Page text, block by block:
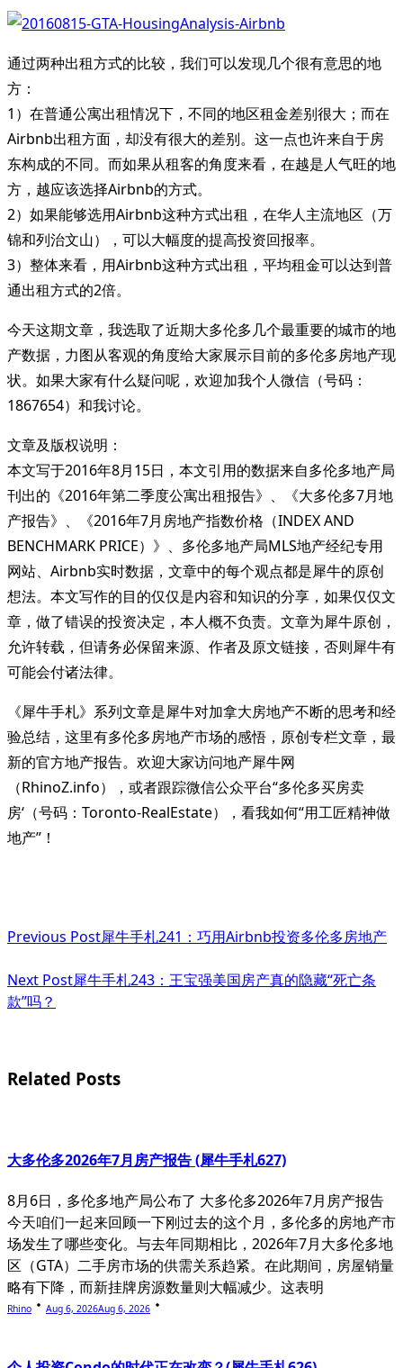
通过两种出租方式的比较，我们可以发现几个很有意思的地
方：
1）在普通公寓出租情况下，不同的地区租金差别很大；而在
Airbnb出租方面，却没有很大的差别。这一点也许来自于房
东构成的不同。而如果从租客的角度来看，在越是人气旺的地
方，越应该选择Airbnb的方式。
2）如果能够选用Airbnb这种方式出租，在华人主流地区（万
锦和列治文山），可以大幅度的提高投资回报率。
3）整体来看，用Airbnb这种方式出租，平均租金可以达到普
通出租方式的2倍。
今天这期文章，我选取了近期大多伦多几个最重要的城市的地
产数据，力图从客观的角度给大家展示目前的多伦多房地产现
状。如果大家有什么疑问呢，欢迎加我个人微信（号码：
1867654）和我讨论。
文章及版权说明：
本文写于2016年8月15日，本文引用的数据来自多伦多地产局
刊出的《2016年第二季度公寓出租报告》、《大多伦多7月地
产报告》、《2016年7月房地产指数价格（INDEX AND
BENCHMARK PRICE）》、多伦多地产局MLS地产经纪专用
网站、Airbnb实时数据，文章中的每个观点都是犀牛的原创
想法。本文写作的目的仅仅是内容和知识的分享，如果仅仅文
章，做了错误的投资决定，本人概不负责。文章为犀牛原创，
允许转载，但请务必保留来源、作者及原文链接，否则犀牛有
可能会付诸法律。
《犀牛手札》系列文章是犀牛对加拿大房地产不断的思考和经
验总结，这里有多伦多房地产市场的感悟，原创专栏文章，最
新的官方地产报告。欢迎大家访问地产犀牛网
（RhinoZ.info），或者跟踪微信公众平台“多伦多买房卖
房‘（号码：Toronto-RealEstate），看我如何“用工匠精神做
地产”！
class="nav-
subtitle
screen-
text">Page</span>
Previous Post犀牛手札241：巧用Airbnb投资多伦多房地产
Next Post犀牛手札243：王宝强美国房产真的隐藏“死亡条
款”吗？
Related Posts
大多伦多2026年7月房产报告 (犀牛手札627)
8月6日，多伦多地产局公布了 大多伦多2026年7月房产报告
今天咱们一起来回顾一下刚过去的这个月，多伦多的房地产市
场发生了哪些变化。与去年同期相比，2026年7月大多伦多地
区（GTA）二手房市场的供需关系趋紧。在此期间，房屋销量
略有下降，而新挂牌房源数量则大幅减少。这表明
Rhino Aug 6, 2026Aug 6, 2026